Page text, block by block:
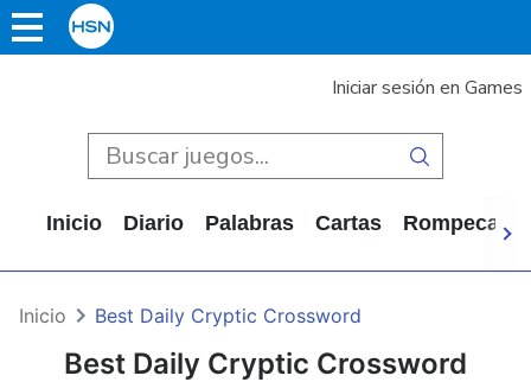
Iniciar sesión en Games
Inicio Diario Palabras Cartas
Best Daily Cryptic Crossword
Inicio Best Daily Cryptic Crossword